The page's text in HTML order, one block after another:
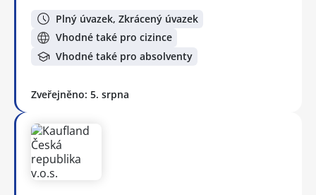
Plný úvazek, Zkrácený úvazek
Vhodné také pro cizince
Vhodné také pro absolventy
Zveřejněno: 5. srpna